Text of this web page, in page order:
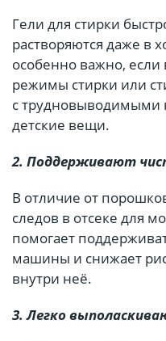
Гели для стирки
растворяются даже в
особенно важно,
режимы стирки или
с
детские вещи.
2. Поддерживают
В отличие от
следов в отсеке для
помогает
машины и снижает
внутри неё.
3. Легко